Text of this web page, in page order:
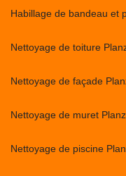
Habillage de bandeau et
Nettoyage de toiture
Nettoyage de façade
Nettoyage de muret
Nettoyage de piscine